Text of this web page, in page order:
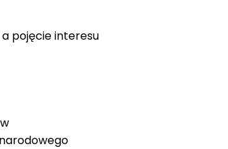
pojęcie interesu